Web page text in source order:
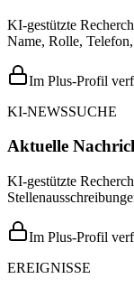
KI-gestützte
Name, Rolle,
Im Plus-Profil
KI-NEWSSUCHE
Aktuelle
KI-gestützte
Im Plus-Profil
EREIGNISSE